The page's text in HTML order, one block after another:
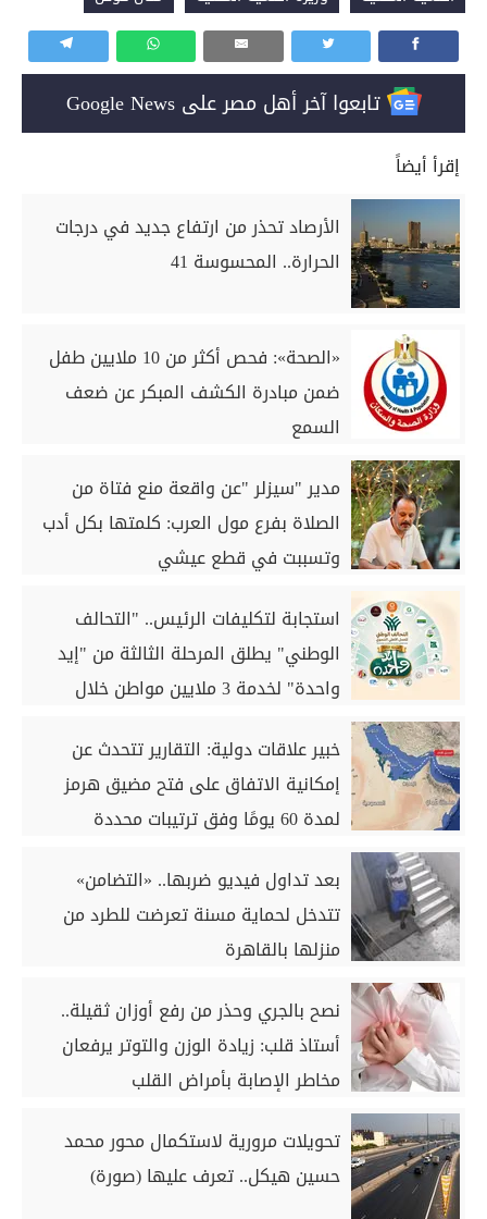
تابعوا آخر أهل مصر على Google News
إقرأ أيضاً
الأرصاد تحذر من ارتفاع جديد في درجات
الحرارة.. المحسوسة 41
«الصحة»: فحص أكثر من 10 ملايين طفل
ضمن مبادرة الكشف المبكر عن ضعف
السمع
مدير "سيزلر "عن واقعة منع فتاة من
الصلاة بفرع مول العرب: كلمتها بكل أدب
وتسببت في قطع عيشي
استجابة لتكليفات الرئيس.. "التحالف
الوطني" يطلق المرحلة الثالثة من "إيد
واحدة" لخدمة 3 ملايين مواطن خلال
خبير علاقات دولية: التقارير تتحدث عن
إمكانية الاتفاق على فتح مضيق هرمز
لمدة 60 يومًا وفق ترتيبات محددة
بعد تداول فيديو ضربها.. «التضامن»
تتدخل لحماية مسنة تعرضت للطرد من
منزلها بالقاهرة
نصح بالجري وحذر من رفع أوزان ثقيلة..
أستاذ قلب: زيادة الوزن والتوتر يرفعان
مخاطر الإصابة بأمراض القلب
تحويلات مرورية لاستكمال محور محمد
حسين هيكل.. تعرف عليها (صورة)